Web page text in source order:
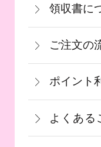
440円（税込
≪デビットカ
カードの特性
となっており
果物など収穫
参りましたら
す。
に到着後の返
せん。但し、
るいはご注文
は、お手数で
当店までご連
領収書に
領収書をご希
の備考欄にて
支払い方法に
す。
ご注文の
一部出荷が遅
にて納期のご
青果ギフト対
け日の指定が
ください。
ポイント
会員登録をさ
用できます。
法選択」画面
よくある